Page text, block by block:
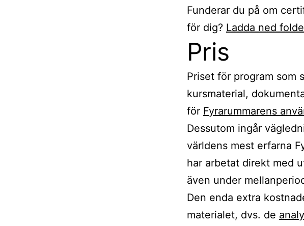
Funderar du på om
för dig? Ladda ned
Pris
Priset för program som
kursmaterial,
för Fyrarummarens
Dessutom ingår
världens mest erfarna
har arbetat direkt med
även under
Den enda extra
materialet, dvs. de